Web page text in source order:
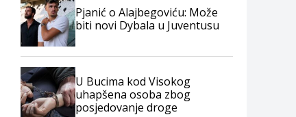
Pjanić o Alajbegoviću: Može
biti novi Dybala u Juventusu
U Bucima kod Visokog
uhapšena osoba zbog
posjedovanje droge